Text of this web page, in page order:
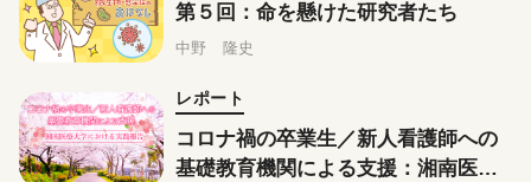
第５回：命を懸けた研究者たち
中野 隆史
レポート
コロナ禍の卒業生／新人看護師への
基礎教育機関による支援：湘南医療